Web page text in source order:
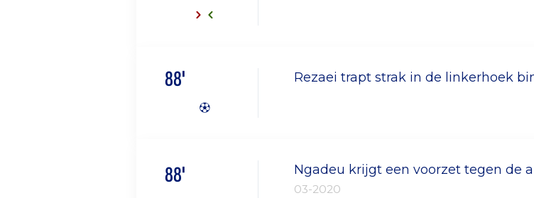
88' Rezaei trapt strak in de linkerhoek
88' Ngadeu krijgt een voorzet tegen de
03-2020